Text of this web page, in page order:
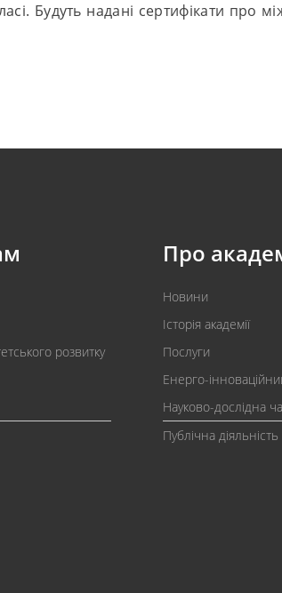
Будуть надані сертифікати про
розвитку
Про
Новини
Історія академії
Послуги
Енерго-
Науково-дослідна
Публічна діяльність